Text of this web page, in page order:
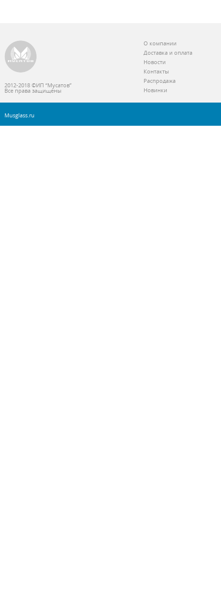
2012-2018 ©ИП “Мусатов”
Все права защищены
О компании
Доставка и оплата
Новости
Контакты
Распродажа
Новинки
Musglass.ru